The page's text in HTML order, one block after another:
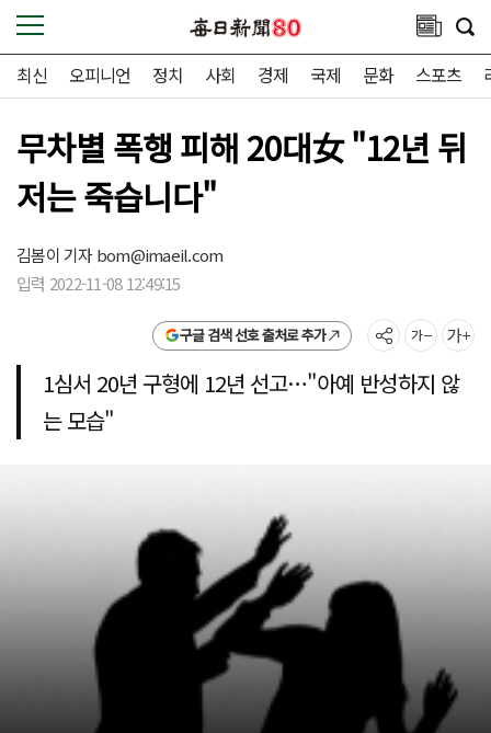
최신 오피니언 정치 사회 경제 국제 문화 스포츠
무차별 폭행 피해 20대女 "12년 뒤
저는 죽습니다"
김봄이 기자bom@imaeil.com
입력 2022-11-08 12:49:15
구글 검색 선호 출처로 추가
1심서 20년 구형에 12년 선고…"아예 반성하지 않
는 모습"